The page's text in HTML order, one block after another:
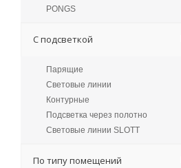
PONGS
С подсветкой
Парящие
Световые линии
Контурные
Подсветка через полотно
Световые линии SLOTT
По типу помещений